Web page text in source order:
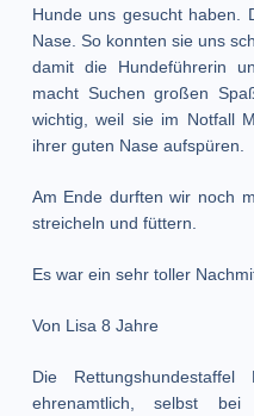
Hunde uns gesucht haben.
Nase. So konnten sie uns
damit die Hundeführerin
macht Suchen großen
wichtig, weil sie im Notfall
ihrer guten Nase aufspüren.
Am Ende durften wir noch
streicheln und füttern.
Es war ein sehr toller
Von Lisa 8 Jahre
Die
ehrenamtlich, selbst